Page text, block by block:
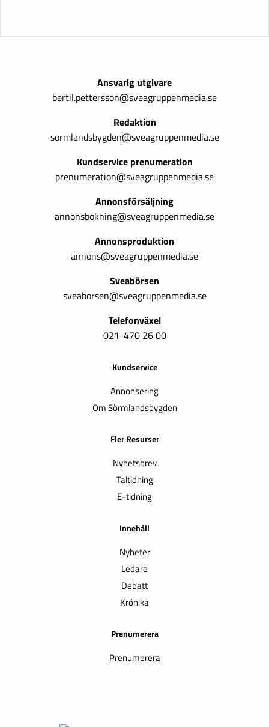
Ansvarig utgivare
bertil.pettersson@sveagruppenmedia.se
Redaktion
sormlandsbygden@sveagruppenmedia.se
Kundservice prenumeration
prenumeration@sveagruppenmedia.se
Annonsförsäljning
annonsbokning@sveagruppenmedia.se
Annonsproduktion
annons@sveagruppenmedia.se
Sveabörsen
sveaborsen@sveagruppenmedia.se
Telefonväxel
021-470 26 00
Kundservice
Annonsering
Om Sörmlandsbygden
Fler Resurser
Nyhetsbrev
Taltidning
E-tidning
Innehåll
Nyheter
Ledare
Debatt
Krönika
Prenumerera
Prenumerera